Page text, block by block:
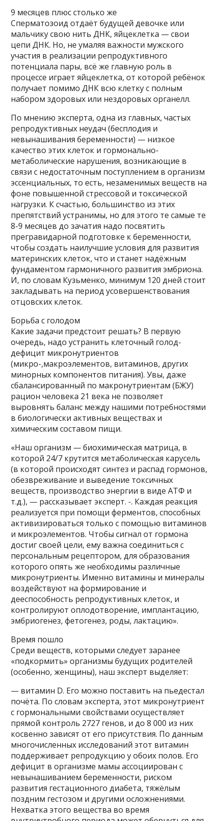
9 месяцев плюс столько же
Сперматозоид отдаёт будущей девочке или
мальчику свою нить ДНК, яйцеклетка — свои
цепи ДНК. Но, не умаляя важности мужского
участия в реализации репродуктивного
потенциала пары, всё же главную роль в
процессе играет яйцеклетка, от которой ребёнок
получает помимо ДНК всю клетку с полным
набором здоровых или нездоровых органелл.
По мнению эксперта, одна из главных, частых
репродуктивных неудач (бесплодия и
невынашивания беременности) — низкое
качество этих клеток и гормонально-
метаболические нарушения, возникающие в
связи с недостаточным поступлением в организм
эссенциальных, то есть, незаменимых веществ на
фоне повышенной стрессовой и токсической
нагрузки. К счастью, большинство из этих
препятствий устранимы, но для этого те самые те
8-9 месяцев до зачатия надо посвятить
прегравидарной подготовке к беременности,
чтобы создать наилучшие условия для развития
материнских клеток, что и станет надёжным
фундаментом гармоничного развития эмбриона.
И, по словам Кузьменко, минимум 120 дней стоит
закладывать на период усовершенствования
отцовских клеток.
Борьба с голодом
Какие задачи предстоит решать? В первую
очередь, надо устранить клеточный голод-
дефицит микронутриентов
(микро-,макроэлементов, витаминов, других
минорных компонентов питания). Увы, даже
сбалансированный по макронутриентам (БЖУ)
рацион человека 21 века не позволяет
выровнять баланс между нашими потребностями
в биологически активных веществах и
химическим составом пищи.
«Наш организм — биохимическая матрица, в
которой 24/7 крутится метаболическая карусель
(в которой происходят синтез и распад гормонов,
обезвреживание и выведение токсичных
веществ, производство энергии в виде АТФ и
т.д.), — рассказывает эксперт. -. Каждая реакция
реализуется при помощи ферментов, способных
активизироваться только с помощью витаминов
и микроэлементов. Чтобы сигнал от гормона
достиг своей цели, ему важна соединиться с
персональным рецептором, для образования
которого опять же необходимы различные
микронутриенты. Именно витамины и минералы
воздействуют на формирование и
дееспособность репродуктивных клеток, и
контролируют оплодотворение, имплантацию,
эмбриогенез, фетогенез, роды, лактацию».
Время пошло
Среди веществ, которыми следует заранее
«подкормить» организмы будущих родителей
(особенно, женщины), наш эксперт выделяет:
— витамин D. Его можно поставить на пьедестал
почёта. По словам эксперта, этот микронутриент
с гормональными свойствами осуществляет
прямой контроль 2727 генов, и до 8 000 из них
косвенно зависят от его присутствия. По данным
многочисленных исследований этот витамин
поддерживает репродукцию у обоих полов. Его
дефицит в организме мамы ассоциирован с
невынашиванием беременности, риском
развития гестационного диабета, тяжёлым
поздним гестозом и другими осложнениями.
Нехватка этого вещества во время